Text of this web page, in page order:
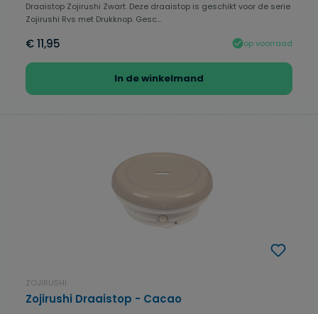
Draaistop Zojirushi Zwart. Deze draaistop is geschikt voor de serie
Zojirushi Rvs met Drukknop. Gesc...
€ 11,95 op voorraad
In de winkelmand
ZOJIRUSHI
Zojirushi Draaistop - Cacao